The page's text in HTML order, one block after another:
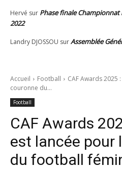
Hervé sur Phase finale
2022
Landry DJOSSOU surAssemblée